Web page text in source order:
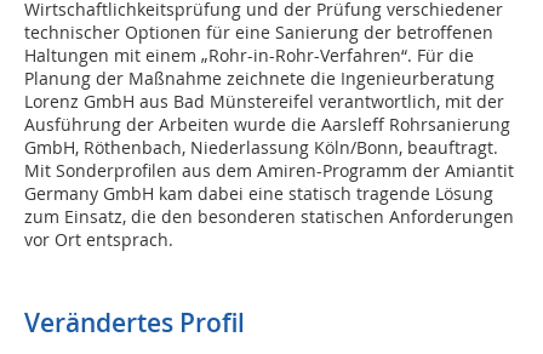
Wirtschaftlichkeitsprüfung und der Prüfung verschiedener
technischer Optionen für eine Sanierung der betroffenen
Haltungen mit einem „Rohr-in-Rohr-Verfahren“. Für die
Planung der Maßnahme zeichnete die Ingenieurberatung
Lorenz GmbH aus Bad Münstereifel verantwortlich, mit der
Ausführung der Arbeiten wurde die Aarsleff Rohrsanierung
GmbH, Röthenbach, Niederlassung Köln/Bonn, beauftragt.
Mit Sonderprofilen aus dem Amiren-Programm der Amiantit
Germany GmbH kam dabei eine statisch tragende Lösung
zum Einsatz, die den besonderen statischen Anforderungen
vor Ort entsprach.
Verändertes Profil